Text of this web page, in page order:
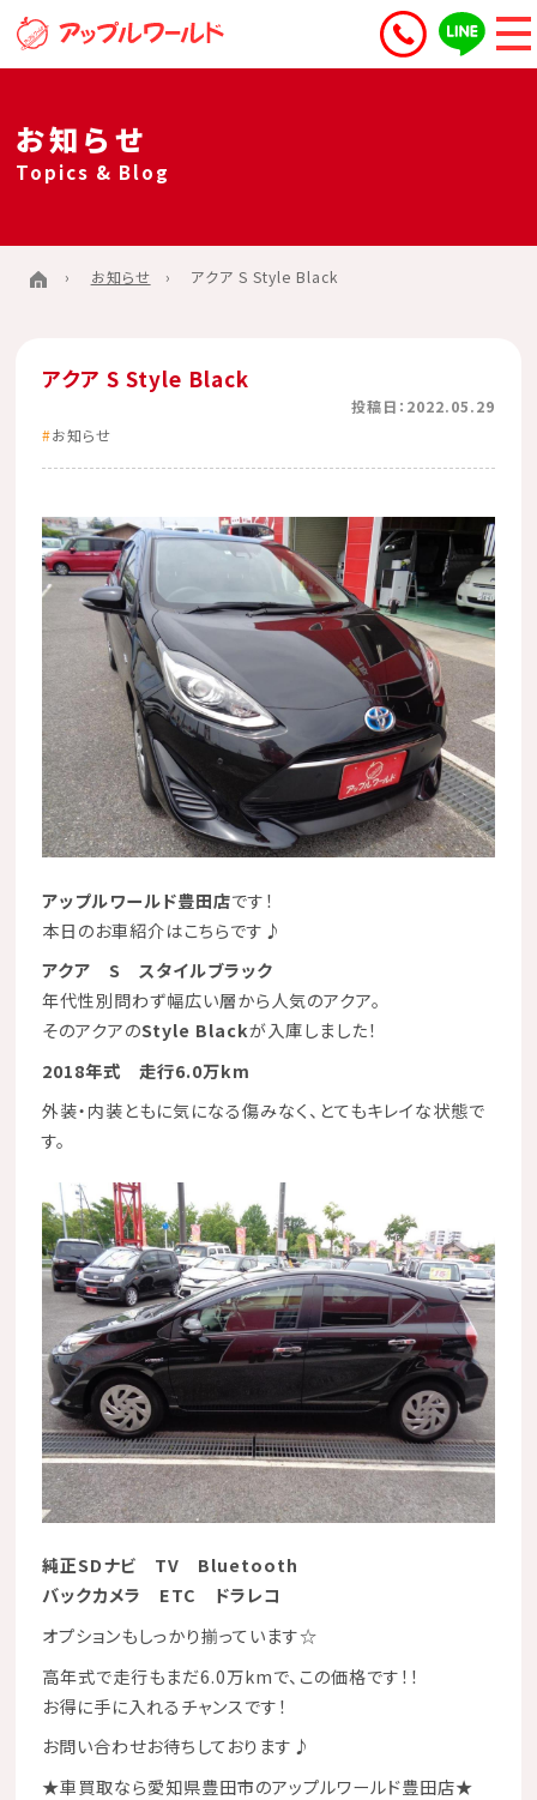
お知らせ
Topics & Blog
お知らせ アクア S Style Black
アクア S Style Black
投稿日：2022.05.29
お知らせ
アップルワールド豊田店です！
本日のお車紹介はこちらです♪
アクア S スタイルブラック
年代性別問わず幅広い層から人気のアクア。
そのアクアのStyle Blackが入庫しました！
2018年式 走行6.0万km
外装・内装ともに気になる傷みなく、とてもキレイな状態で
す。
純正SDナビ TV
Bluetooth
バックカメラ ETC
ドラレコ
オプションもしっかり揃っています☆
高年式で走行もまだ6.0万kmで、この価格です！！
お得に手に入れるチャンスです！
お問い合わせお待ちしております♪
★車買取なら愛知県豊田市のアップルワールド豊田店★